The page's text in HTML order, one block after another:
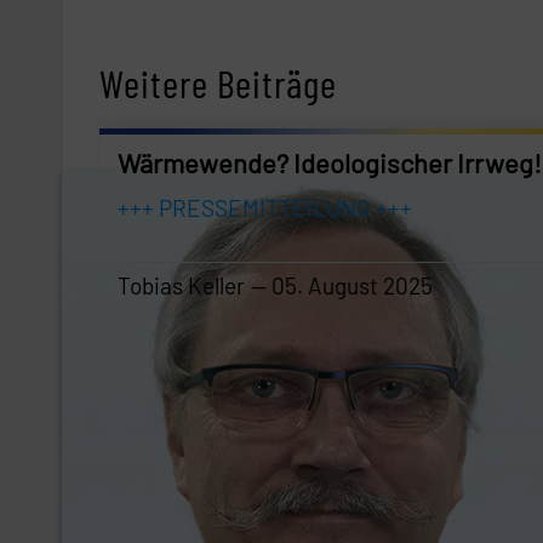
Weitere Beiträge
Wärmewende? Ideologischer Irrweg!
+++ PRESSEMITTEILUNG +++
Tobias Keller 05. August 2025
Tobias Keller — 05. August 2025